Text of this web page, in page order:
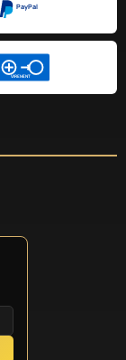
PayPal
VIREMENT